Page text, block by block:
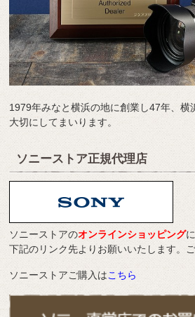
1979年みなと横浜の地に創業し47年、横
大切にしてまいります。
ソニーストア正規代理店
ソニーストアのオンラインショッピング
下記のリンク先よりお願いいたします。
ソニーストアご購入はこちら